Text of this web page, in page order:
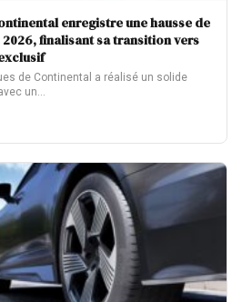
enregistre une hausse de
2026, finalisant sa transition vers
de Continental a réalisé un solide
un…